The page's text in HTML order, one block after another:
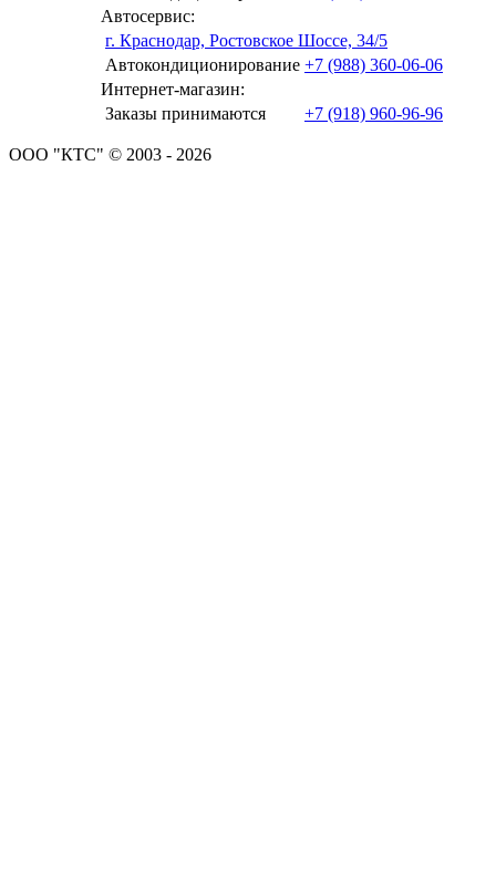
Автосервис:
г. Краснодар, Ростовское Шоссе, 34/5
Автокондиционирование +7 (988) 360-06-06
Интернет-магазин:
Заказы принимаются
+7 (918) 960-96-96
ООО "КТС" © 2003 - 2026